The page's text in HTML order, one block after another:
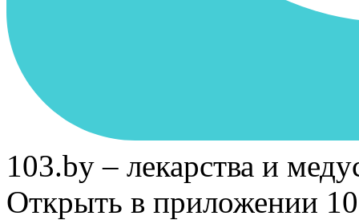
103.by – лекарства и
Открыть в приложении